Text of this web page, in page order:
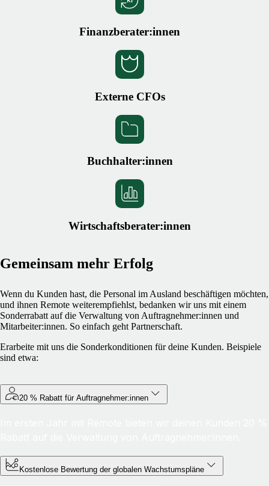
Finanzberater:innen
Externe CFOs
Buchhalter:innen
Wirtschaftsberater:innen
Gemeinsam mehr Erfolg
Wenn du Kunden hast, die Personal im Ausland beschäftigen möchten,
und ihnen Remote weiterempfiehlst, bedanken wir uns mit einem
Sonderrabatt auf die Verwaltung von Auftragnehmer:innen und
Mitarbeiter:innen. So einfach geht Partnerschaft.
Erarbeite mit uns die Sonderkonditionen für deine Kunden. Beispiele
sind etwa:
20 % Rabatt für Auftragnehmer:innen
Kostenlose Bewertung der globalen Wachstumspläne